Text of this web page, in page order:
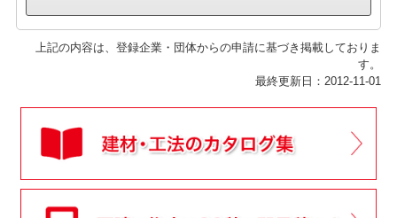
上記の内容は、登録企業・団体からの申請に基づき掲載しておりま
す。
最終更新日：2012-11-01